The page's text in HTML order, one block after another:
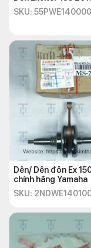
SKU:
Dên/ Dên đôn Ex
chính hãng Yamaha
SKU: